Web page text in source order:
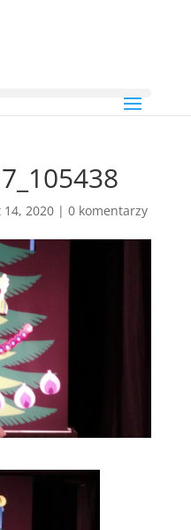
14, 2020| 0 komentarzy